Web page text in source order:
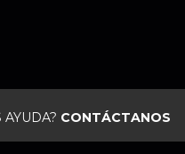
AYUDA? CONTÁCTANOS